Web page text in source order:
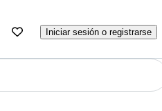
Iniciar sesión o registrarse